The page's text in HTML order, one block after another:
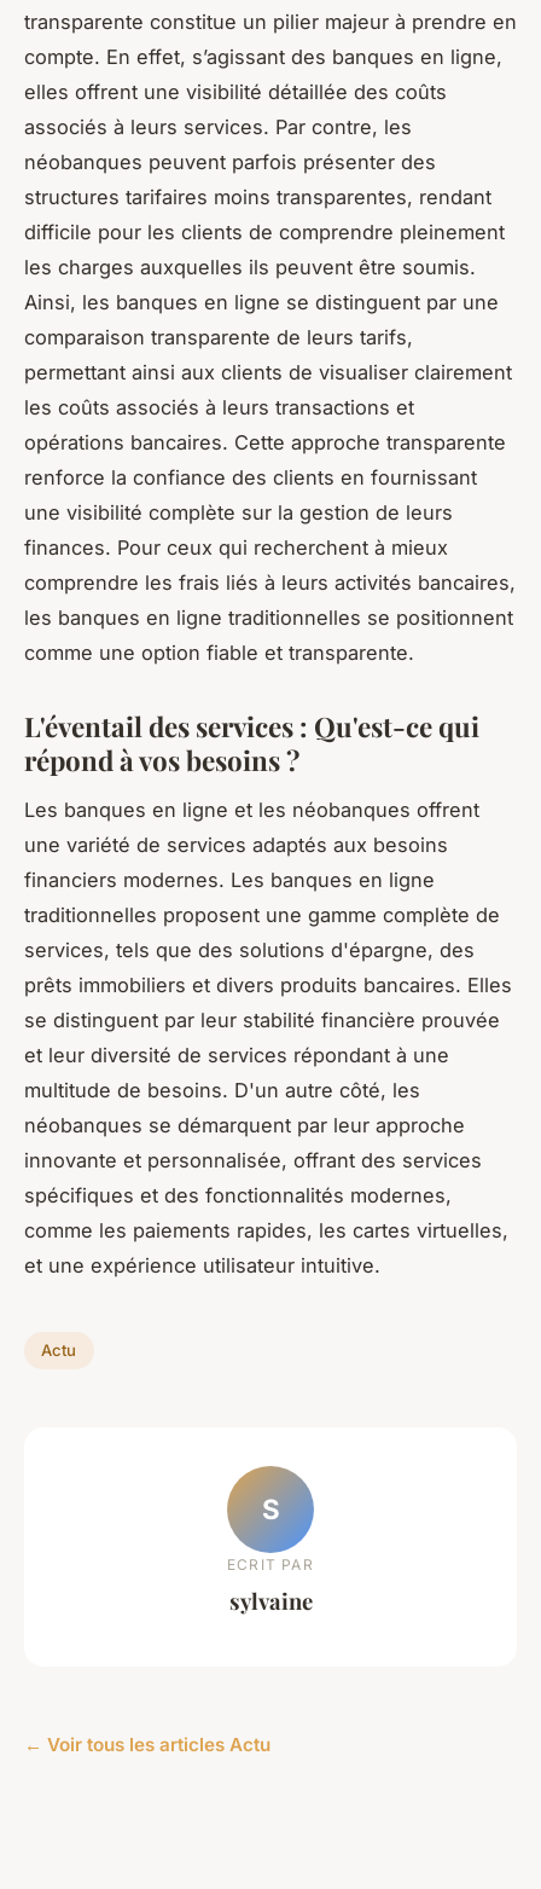
transparente constitue un pilier majeur à prendre en
compte. En effet, s’agissant des banques en ligne,
elles offrent une visibilité détaillée des coûts
associés à leurs services. Par contre, les
néobanques peuvent parfois présenter des
structures tarifaires moins transparentes, rendant
difficile pour les clients de comprendre pleinement
les charges auxquelles ils peuvent être soumis.
Ainsi, les banques en ligne se distinguent par une
comparaison transparente de leurs tarifs,
permettant ainsi aux clients de visualiser clairement
les coûts associés à leurs transactions et
opérations bancaires. Cette approche transparente
renforce la confiance des clients en fournissant
une visibilité complète sur la gestion de leurs
finances. Pour ceux qui recherchent à mieux
comprendre les frais liés à leurs activités bancaires,
les banques en ligne traditionnelles se positionnent
comme une option fiable et transparente.
L'éventail des services : Qu'est-ce qui
répond à vos besoins ?
Les banques en ligne et les néobanques offrent
une variété de services adaptés aux besoins
financiers modernes. Les banques en ligne
traditionnelles proposent une gamme complète de
services, tels que des solutions d'épargne, des
prêts immobiliers et divers produits bancaires. Elles
se distinguent par leur stabilité financière prouvée
et leur diversité de services répondant à une
multitude de besoins. D'un autre côté, les
néobanques se démarquent par leur approche
innovante et personnalisée, offrant des services
spécifiques et des fonctionnalités modernes,
comme les paiements rapides, les cartes virtuelles,
et une expérience utilisateur intuitive.
Actu
S
ECRIT PAR
sylvaine
← Voir tous les articles Actu